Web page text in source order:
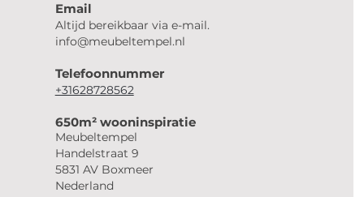
Email
Altijd bereikbaar via e-mail.
info@meubeltempel.nl
Telefoonnummer
+31628728562
650m² wooninspiratie
Meubeltempel
Handelstraat 9
5831 AV Boxmeer
Nederland